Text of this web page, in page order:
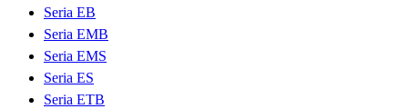
Seria EB
Seria EMB
Seria EMS
Seria ES
Seria ETB